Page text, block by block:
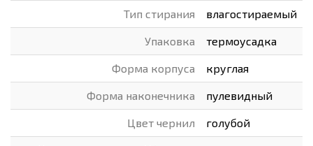
Тип стирания влагостираемый
Упаковка термоусадка
Форма корпуса круглая
Форма наконечника пулевидный
Цвет чернил голубой